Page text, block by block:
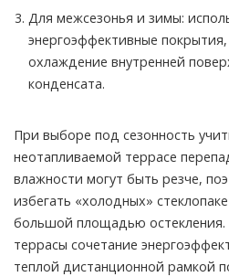
Для межсезонья и зимы:
энергоэффективные
охлаждение внутренней
конденсата.
При выборе под сезонность
неотапливаемой террасе
влажности могут быть резче,
избегать «холодных»
большой площадью остекления.
террасы сочетание
теплой дистанционной рамкой